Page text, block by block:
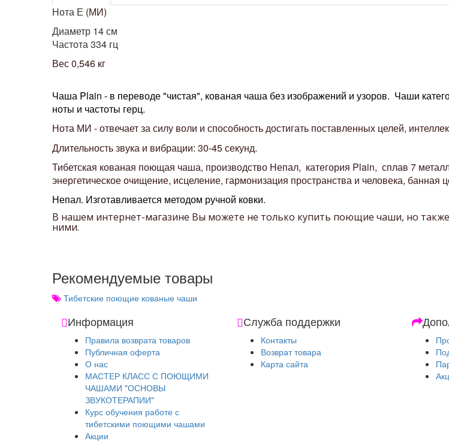
Нота Е (МИ)
Диаметр 14 см
Частота 334 гц
Вес 0,546 кг
Чаша Plain - в переводе "чистая", кованая чаша без изображений и узоров. Чаши
ноты и частоты герц.
Нота МИ -отвечает за силу воли и способность достигать поставленных целей,
Длительность звука и вибрации: 30-45 секунд.
Тибетская кованая поющая чаша, производство Непал, категория Plain, сплав 7
энергетическое очищение, исцеление, гармонизация пространства и человека, банная
Непал. Изготавливается методом ручной ковки.
В нашем интернет-магазине Вы можете не только купить поющие чаши, но также
ними.
Рекомендуемые товары
Тибетские поющие кованые чаши
Информация
Правила возврата товаров
Публичная оферта
О нас
МАСТЕР КЛАСС С ПОЮЩИМИ
ЧАШАМИ "ОСНОВЫ
ЗВУКОТЕРАПИИ"
Курс обучения работе с
тибетскими поющими чашами
Акции
Служба поддержки
Контакты
Возврат товара
Карта сайта